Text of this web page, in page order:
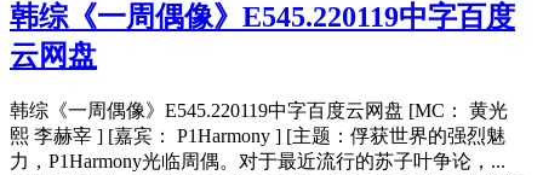
韩综《一周偶像》E545.220119中字百度
云网盘
韩综《一周偶像》E545.220119中字百度云网盘 [MC： 黄光
熙 李赫宰 ] [嘉宾： P1Harmony ] [主题：俘获世界的强烈魅
力，P1Harmony光临周偶。对于最近流行的苏子叶争论，...